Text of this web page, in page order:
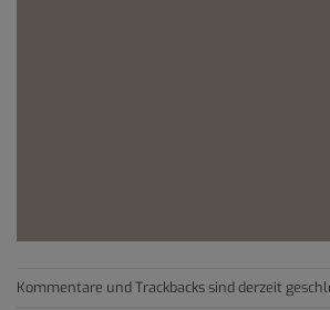
Kommentare und Trackbacks sind derzeit